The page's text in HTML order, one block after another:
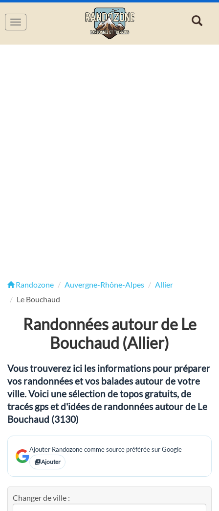
Navigation
Randozone Auvergne-Rhône-Alpes
Allier
Le Bouchaud
Randonnées autour de Le
Bouchaud (Allier)
Vous trouverez ici les informations pour préparer
vos randonnées et vos balades autour de votre
ville. Voici une sélection de topos gratuits, de
tracés gps et d'idées de randonnées autour de Le
Bouchaud (3130)
Ajouter Randozone comme source préférée sur Google
Ajouter
Changer de ville :